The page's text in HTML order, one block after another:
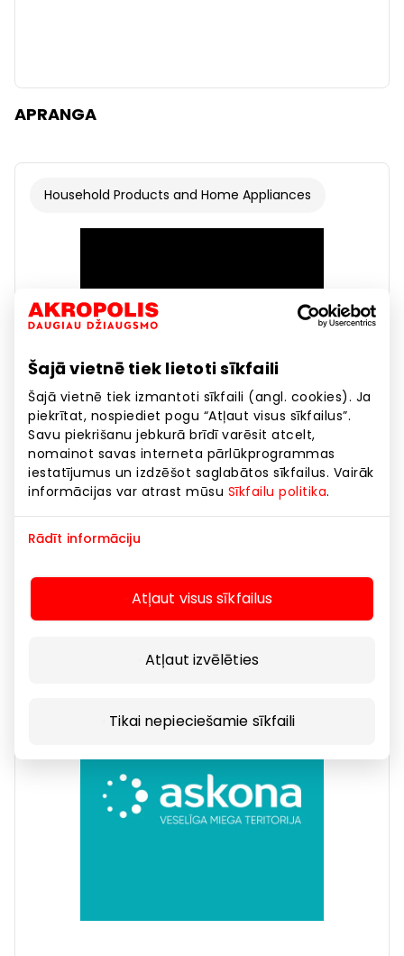
Šajā vietnē tiek lietoti sīkfaili
Šajā vietnē tiek izmantoti sīkfaili (angl. cookies). Ja
piekrītat, nospiediet pogu “Atļaut visus sīkfailus”.
Savu piekrišanu jebkurā brīdī varēsit atcelt,
nomainot savas interneta pārlūkprogrammas
iestatījumus un izdzēšot saglabātos sīkfailus. Vairāk
informācijas var atrast mūsu Sīkfailu politika.
Rādīt informāciju
Atļaut visus sīkfailus
Atļaut izvēlēties
Tikai nepieciešamie sīkfaili
APRANGA
Household Products and Home Appliances